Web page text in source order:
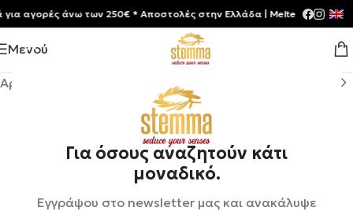
Για όσους αναζητούν κάτι
μοναδικό.
Εγγράψου στο newsletter μας και ανακάλυψε
Μενού
Αρχική σελίδα Αρώματα
αγορές άνω των 250€ * Aποστολές στην Ελλάδα | Meltemia Exclusive